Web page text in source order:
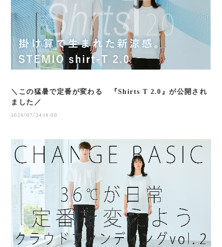
＼この猛暑で定番が変わる 『Shirts T 2.0』が公開され
ました／
2024/07/24 18:00